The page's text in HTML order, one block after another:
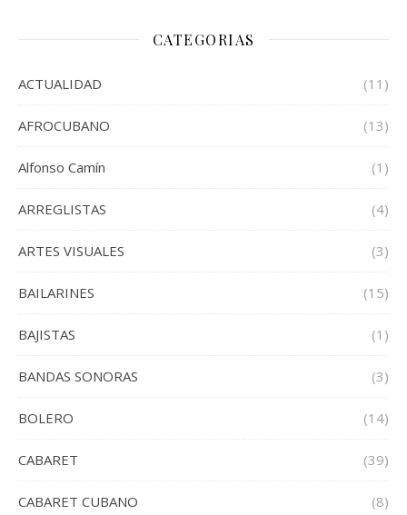
CATEGORIAS
ACTUALIDAD (11)
AFROCUBANO (13)
Alfonso Camín (1)
ARREGLISTAS (4)
ARTES VISUALES (3)
BAILARINES (15)
BAJISTAS (1)
BANDAS SONORAS (3)
BOLERO (14)
CABARET (39)
CABARET CUBANO (8)